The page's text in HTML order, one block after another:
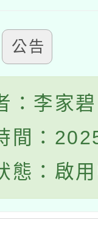
公告
：李家碧
間：
態：啟